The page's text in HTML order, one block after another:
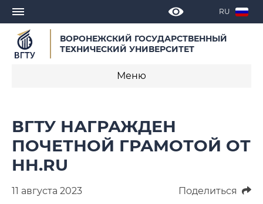
RU
ВОРОНЕЖСКИЙ ГОСУДАРСТВЕННЫЙ
ТЕХНИЧЕСКИЙ УНИВЕРСИТЕТ
Меню
СМИ о нас
Выступления, доклады, интервью
ВГТУ НАГРАЖДЕН
ПОЧЕТНОЙ ГРАМОТОЙ ОТ
HH.RU
11 августа 2023 Поделиться